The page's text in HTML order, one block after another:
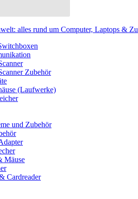
alles rund um Computer, Laptops &
Zubehör
(Laufwerke)
und Zubehör
Mäuse
Cardreader